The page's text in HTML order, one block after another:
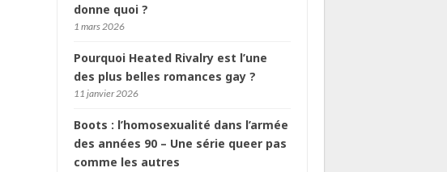
donne quoi ?
1 mars 2026
Pourquoi Heated Rivalry est l’une
des plus belles romances gay ?
11 janvier 2026
Boots : l’homosexualité dans l’armée
des années 90 – Une série queer pas
comme les autres